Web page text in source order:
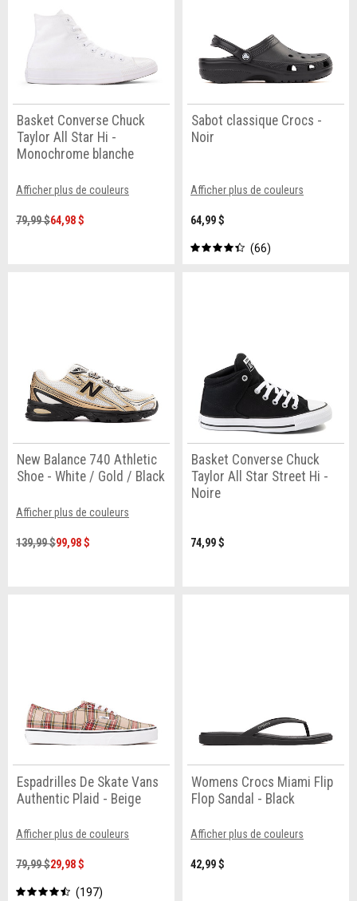
Basket Converse Chuck
Taylor All Star Hi -
Monochrome blanche
Afficher plus de couleurs
79,99 $64,98 $
Sabot classique Crocs -
Noir
Afficher plus de couleurs
64,99 $
66
New Balance 740 Athletic
Shoe - White / Gold / Black
Afficher plus de couleurs
139,99 $99,98 $
Basket Converse Chuck
Taylor All Star Street Hi -
Noire
74,99 $
Espadrilles De Skate Vans
Authentic Plaid - Beige
Afficher plus de couleurs
79,99 $29,98 $
197
Womens Crocs Miami Flip
Flop Sandal - Black
Afficher plus de couleurs
42,99 $